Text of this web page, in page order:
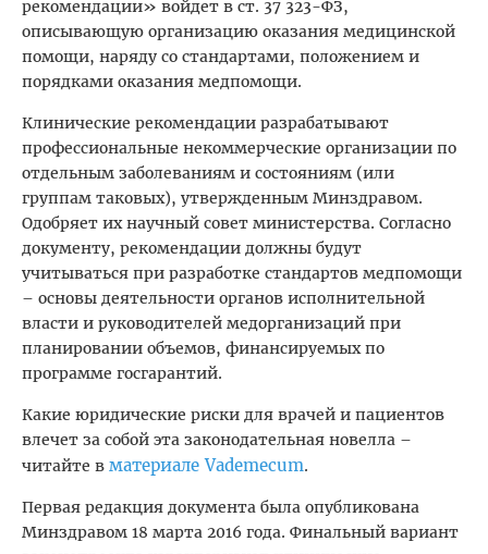
рекомендации» войдет в ст. 37 323-ФЗ,
описывающую организацию оказания медицинской
помощи, наряду со стандартами, положением и
порядками оказания медпомощи.
Клинические рекомендации разрабатывают
профессиональные некоммерческие организации по
отдельным заболеваниям и состояниям (или
группам таковых), утвержденным Минздравом.
Одобряет их научный совет министерства. Согласно
документу, рекомендации должны будут
учитываться при разработке стандартов медпомощи
– основы деятельности органов исполнительной
власти и руководителей медорганизаций при
планировании объемов, финансируемых по
программе госгарантий.
Какие юридические риски для врачей и пациентов
влечет за собой эта законодательная новелла –
читайте в материале Vademecum.
Первая редакция документа была опубликована
Минздравом 18 марта 2016 года. Финальный вариант